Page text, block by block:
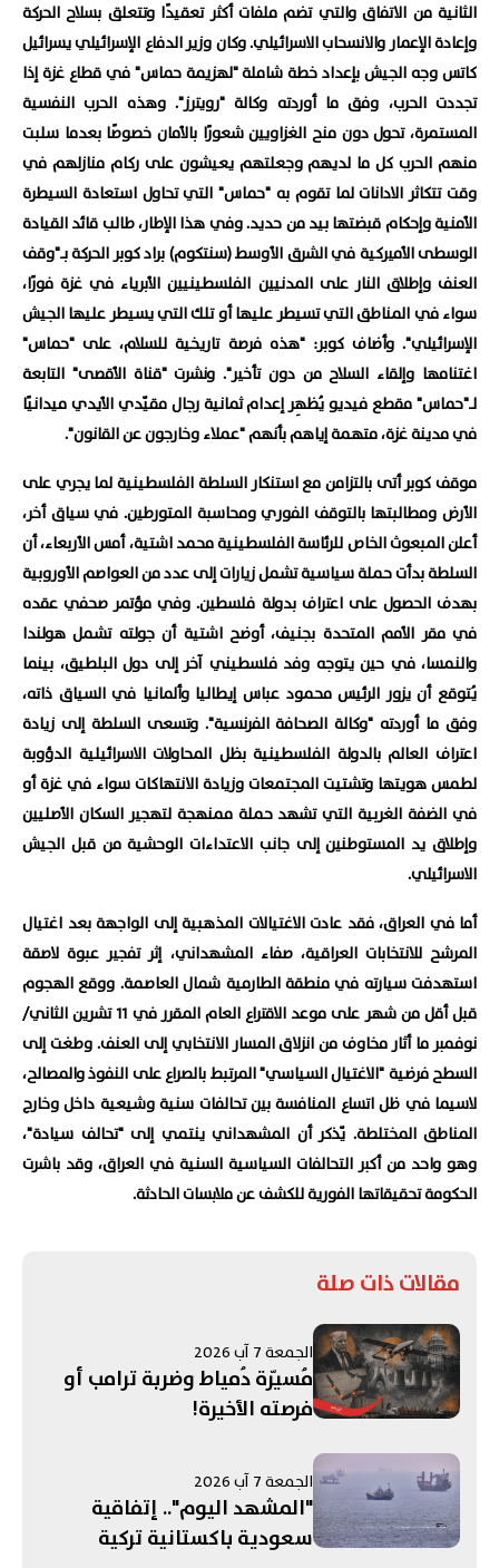
الثانية من الاتفاق والتي تضم ملفات أكثر تعقيدًا وتتعلق بسلاح الحركة
وإعادة الإعمار والانسحاب الاسرائيلي. وكان وزير الدفاع الإسرائيلي يسرائيل
كاتس وجه الجيش بإعداد خطة شاملة "لهزيمة حماس" في قطاع غزة إذا
تجددت الحرب، وفق ما أوردته وكالة "رويترز". وهذه الحرب النفسية
المستمرة، تحول دون منح الغزاويين شعورًا بالأمان خصوصًا بعدما سلبت
منهم الحرب كل ما لديهم وجعلتهم يعيشون على ركام منازلهم في
وقت تتكاثر الادانات لما تقوم به "حماس" التي تحاول استعادة السيطرة
الأمنية وإحكام قبضتها بيد من حديد. وفي هذا الإطار، طالب قائد القيادة
الوسطى الأميركية في الشرق الأوسط (سنتكوم) براد كوبر الحركة بـ"وقف
العنف وإطلاق النار على المدنيين الفلسطينيين الأبرياء في غزة فورًا،
سواء في المناطق التي تسيطر عليها أو تلك التي يسيطر عليها الجيش
الإسرائيلي". وأضاف كوبر: "هذه فرصة تاريخية للسلام، على "حماس"
اغتنامها وإلقاء السلاح من دون تأخير". ونشرت "قناة الأقصى" التابعة
لـ"حماس" مقطع فيديو يُظهِر إعدام ثمانية رجال مقيّدي الأيدي ميدانيًا
في مدينة غزة، متهمة إياهم بأنهم "عملاء وخارجون عن القانون".
موقف كوبر أتى بالتزامن مع استنكار السلطة الفلسطينية لما يجري على
الأرض ومطالبتها بالتوقف الفوري ومحاسبة المتورطين. في سياق أخر،
أعلن المبعوث الخاص للرئاسة الفلسطينية محمد اشتية، أمس الأربعاء، أن
السلطة بدأت حملة سياسية تشمل زيارات إلى عدد من العواصم الأوروبية
بهدف الحصول على اعتراف بدولة فلسطين. وفي مؤتمر صحفي عقده
في مقر الأمم المتحدة بجنيف، أوضح اشتية أن جولته تشمل هولندا
والنمسا، في حين يتوجه وفد فلسطيني آخر إلى دول البلطيق، بينما
يُتوقع أن يزور الرئيس محمود عباس إيطاليا وألمانيا في السياق ذاته،
وفق ما أوردته "وكالة الصحافة الفرنسية". وتسعى السلطة إلى زيادة
اعتراف العالم بالدولة الفلسطينية بظل المحاولات الاسرائيلية الدؤوبة
لطمس هويتها وتشتيت المجتمعات وزيادة الانتهاكات سواء في غزة أو
في الضفة الغربية التي تشهد حملة ممنهجة لتهجير السكان الأصليين
وإطلاق يد المستوطنين إلى جانب الاعتداءات الوحشية من قبل الجيش
الاسرائيلي.
أما في العراق، فقد عادت الاغتيالات المذهبية إلى الواجهة بعد اغتيال
المرشح للانتخابات العراقية، صفاء المشهداني، إثر تفجير عبوة لاصقة
استهدفت سيارته في منطقة الطارمية شمال العاصمة. ووقع الهجوم
قبل أقل من شهر على موعد الاقتراع العام المقرر في 11 تشرين الثاني/
نوفمبر ما أثار مخاوف من انزلاق المسار الانتخابي إلى العنف. وطغت إلى
السطح فرضية "الاغتيال السياسي" المرتبط بالصراع على النفوذ والمصالح،
لاسيما في ظل اتساع المنافسة بين تحالفات سنية وشيعية داخل وخارج
المناطق المختلطة. يّذكر أن المشهداني ينتمي إلى "تحالف سيادة"،
وهو واحد من أكبر التحالفات السياسية السنية في العراق، وقد باشرت
الحكومة تحقيقاتها الفورية للكشف عن ملابسات الحادثة.
مقالات ذات صلة
الجمعة 7 آب 2026
مُسيّرة دُمياط وضربة ترامب أو
فرصته الأخيرة!
الجمعة 7 آب 2026
"المشهد اليوم".. إتفاقية
سعودية باكستانية تركية